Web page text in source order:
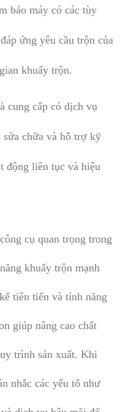
bảo máy có các tùy
ứng yêu cầu trộn của
khuấy trộn.
cung cấp có dịch vụ
chữa và hỗ trợ kỹ
động liên tục và hiệu
cụ quan trọng trong
khuấy trộn mạnh
tiên tiến và tính năng
giúp nâng cao chất
trình sản xuất. Khi
nhắc các yếu tố như